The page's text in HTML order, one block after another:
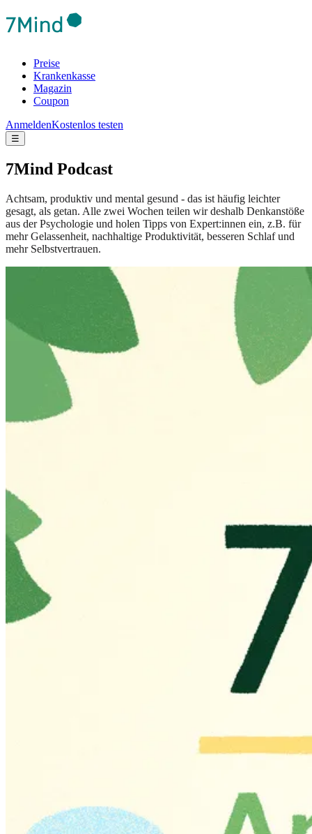
Preise
Krankenkasse
Magazin
Coupon
AnmeldenKostenlos testen
☰
7Mind Podcast
Achtsam, produktiv und mental gesund - das ist häufig leichter
gesagt, als getan. Alle zwei Wochen teilen wir deshalb Denkanstöße
aus der Psychologie und holen Tipps von Expert:innen ein, z.B. für
mehr Gelassenheit, nachhaltige Produktivität, besseren Schlaf und
mehr Selbstvertrauen.